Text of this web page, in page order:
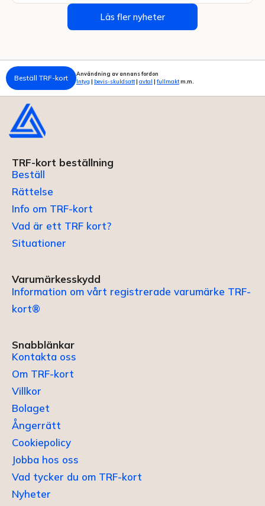
Läs fler nyheter
Beställ TRF-kort
Användning av annans fordon
Intyg | bevis-skuldsatt| avtal | fullmaktm.m.
TRF-kort beställning
Beställ
Rättelse
Info om TRF-kort
Vad är ett TRF kort?
Situationer
Varumärkesskydd
Information om vårt registrerade varumärke TRF-
kort®
Snabblänkar
Kontakta oss
Om TRF-kort
Villkor
Bolaget
Ångerrätt
Cookiepolicy
Jobba hos oss
Vad tycker du om TRF-kort
Nyheter